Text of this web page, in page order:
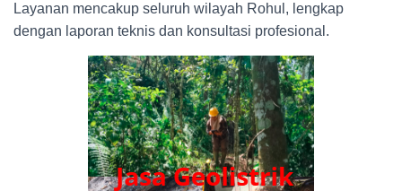
Layanan mencakup seluruh wilayah Rohul, lengkap
dengan laporan teknis dan konsultasi profesional.